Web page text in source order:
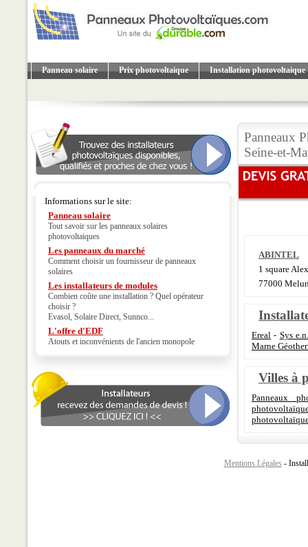
Panneau solaire Prix photovoltaique Installation photovoltaique
Informations sur le site:
Panneau solaire
Tout savoir sur les panneaux solaires
photovoltaiques
Les panneaux du marché
Comment choisir un fournisseur de panneaux
solaires
Les installateurs de modules
Combien coûte une installation ? Quel opérateur
choisir ?
Evasol, Solaire Direct, Sunnco...
L'offre d'EDF
Atouts et inconvénients de l'ancien monopole
Panneaux
Seine-et-
ABINTEL
1 square
77000
Ereal - Sys
Marne
Villes à
Panneaux
Mentions Légales -